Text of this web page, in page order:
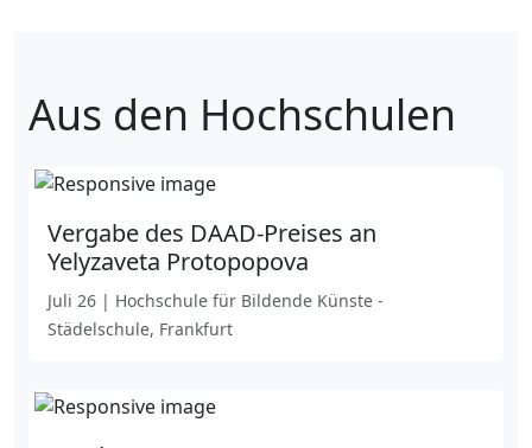
Aus den Hochschulen
Vergabe des DAAD-Preises an
Yelyzaveta Protopopova
Juli 26 | Hochschule für Bildende Künste -
Städelschule, Frankfurt